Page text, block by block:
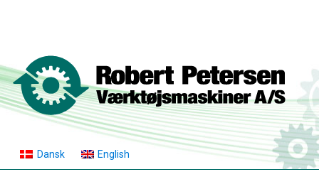
Dansk English